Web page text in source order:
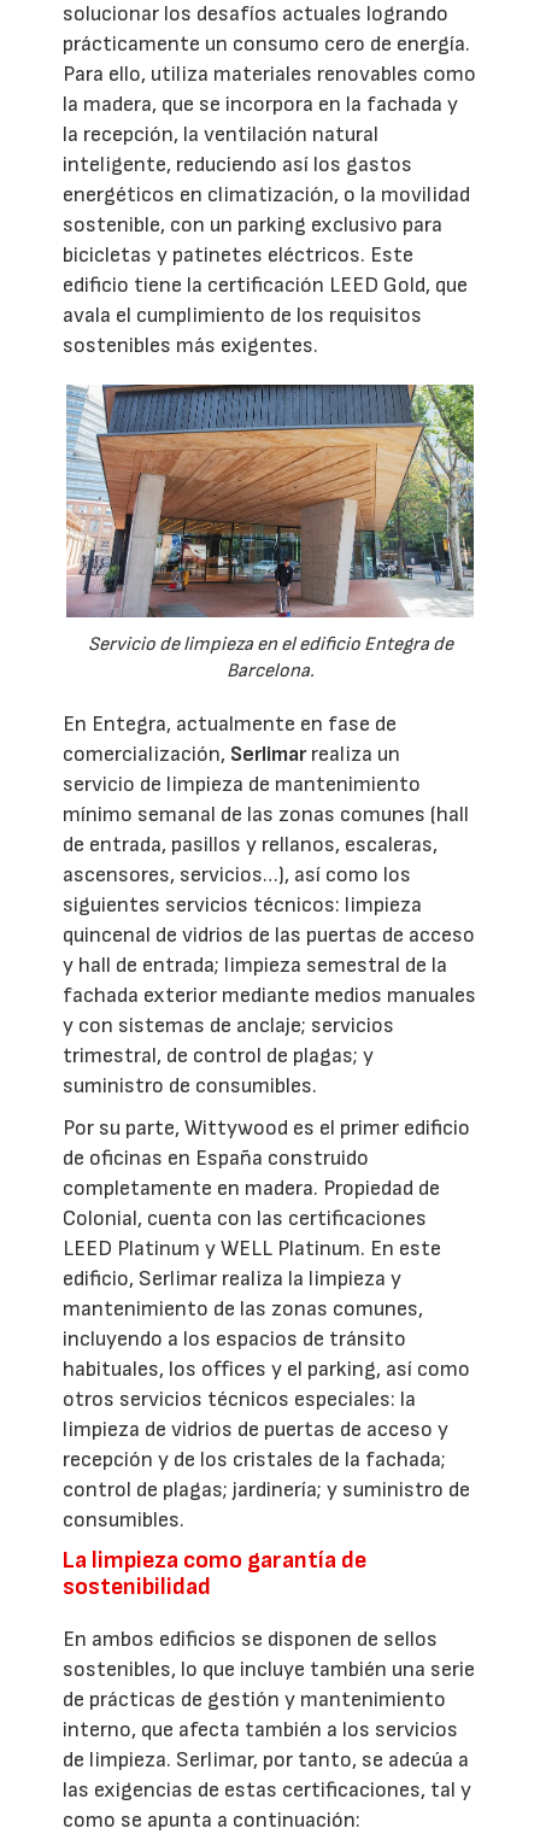
solucionar los desafíos actuales logrando
prácticamente un consumo cero de energía.
Para ello, utiliza materiales renovables como
la madera, que se incorpora en la fachada y
la recepción, la ventilación natural
inteligente, reduciendo así los gastos
energéticos en climatización, o la movilidad
sostenible, con un parking exclusivo para
bicicletas y patinetes eléctricos. Este
edificio tiene la certificación LEED Gold, que
avala el cumplimiento de los requisitos
sostenibles más exigentes.
Servicio de limpieza en el edificio Entegra de
Barcelona.
En Entegra, actualmente en fase de
comercialización, Serlimarrealiza un
servicio de limpieza de mantenimiento
mínimo semanal de las zonas comunes (hall
de entrada, pasillos y rellanos, escaleras,
ascensores, servicios…), así como los
siguientes servicios técnicos: limpieza
quincenal de vidrios de las puertas de acceso
y hall de entrada; limpieza semestral de la
fachada exterior mediante medios manuales
y con sistemas de anclaje; servicios
trimestral, de control de plagas; y
suministro de consumibles.
Por su parte, Wittywood es el primer edificio
de oficinas en España construido
completamente en madera. Propiedad de
Colonial, cuenta con las certificaciones
LEED Platinum y WELL Platinum. En este
edificio, Serlimar realiza la limpieza y
mantenimiento de las zonas comunes,
incluyendo a los espacios de tránsito
habituales, los offices y el parking, así como
otros servicios técnicos especiales: la
limpieza de vidrios de puertas de acceso y
recepción y de los cristales de la fachada;
control de plagas; jardinería; y suministro de
consumibles.
La limpieza como garantía de
sostenibilidad
En ambos edificios se disponen de sellos
sostenibles, lo que incluye también una serie
de prácticas de gestión y mantenimiento
interno, que afecta también a los servicios
de limpieza. Serlimar, por tanto, se adecúa a
las exigencias de estas certificaciones, tal y
como se apunta a continuación: